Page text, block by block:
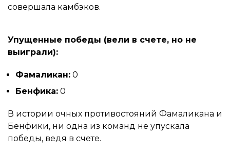
совершала камбэков.
Упущенные победы (вели в счете, но не
выиграли):
Фамаликан: 0
Бенфика: 0
В истории очных противостояний Фамаликана и
Бенфики, ни одна из команд не упускала
победы, ведя в счете.